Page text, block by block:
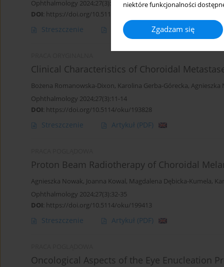
niektóre funkcjonalności
Zgadzam się
Ophthalmology 2024;27(3):15-18
DOI: https://doi.org/10.5114/oku/199409
Streszczenie Artykuł (PDF)
Clinical Characteristics of Choroidal
Bożena Romanowska-Dixon, Karolina Gerba-Górecka, Agnieszka
Ophthalmology 2024;27(3):11-14
DOI: https://doi.org/10.5114/oku/193828
Streszczenie Artykuł (PDF)
Proton Beam Radiotherapy of Choroidal
Agnieszka Nowak, Joanna Kowal, Magdalena Dębicka-Kumela,
Ophthalmology 2024;27(3):32-35
DOI: https://doi.org/10.5114/oku/199413
Streszczenie Artykuł (PDF)
Oncological Aspects of the Eye Enucleation